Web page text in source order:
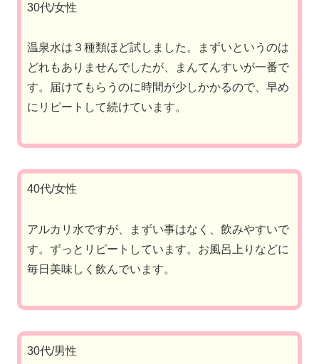
30代/女性
温泉水は３種類ほど試しました。まずいというのは
どれもありませんでしたが、まんてんすいが一番で
す。届けてもらうのに時間が少しかかるので、早め
にリピートして続けています。
40代/女性
アルカリ水ですが、まずい事はなく、飲みやすいで
す。ずっとリピートしています。お風呂上りなどに
毎日美味しく飲んでいます。
30代/男性